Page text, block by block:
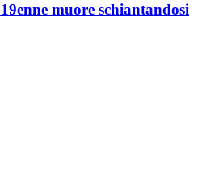
muore schiantandosi